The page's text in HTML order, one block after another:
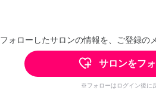
フォローしたサロンの情報を、ご登録の
サロンをフ
※フォローはログイン後に